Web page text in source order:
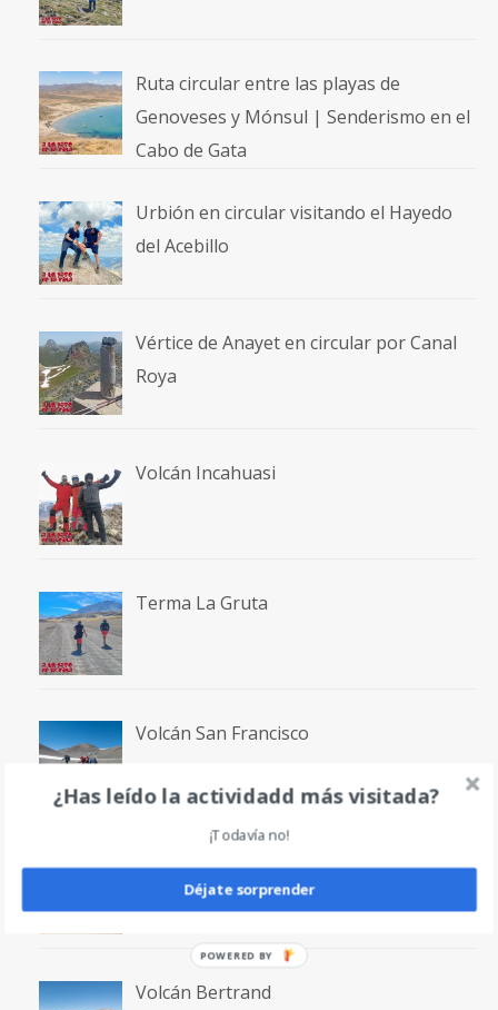
Ruta circular entre las playas de
Genoveses y Mónsul | Senderismo en el
Cabo de Gata
Urbión en circular visitando el Hayedo
del Acebillo
Vértice de Anayet en circular por Canal
Roya
Volcán Incahuasi
Terma La Gruta
Volcán San Francisco
Laguna San Francisco
Volcán Bertrand
¿Has leído la actividadd más visitada?
¡Todavía no!
Déjate sorprender
POWERED